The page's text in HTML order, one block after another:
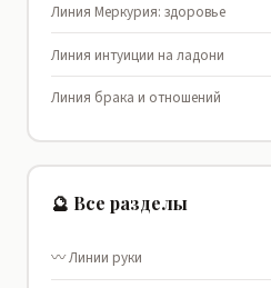
Линия Меркурия: здоровье
Линия интуиции на ладони
Линия брака и отношений
🔮 Все разделы
〰️ Линии руки